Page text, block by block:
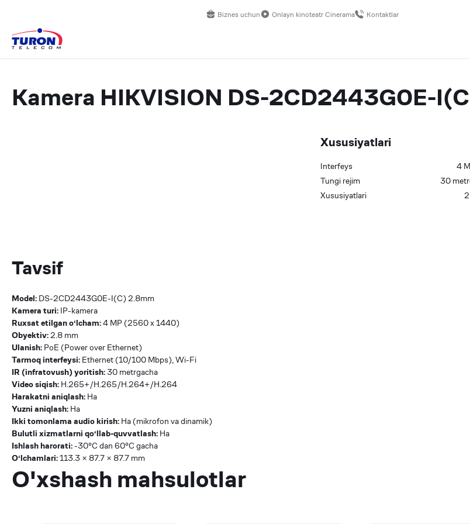
Biznes uchun Onlayn kinoteatr Cinerama Kontaktlar
Kamera HIKVISION DS-2CD2443G0E-
Xususiyatlari
Interfeys
4
Tungi rejim
30
Xususiyatlari
Tavsif
Model: DS-2CD2443G0E-I(C) 2.8mm
Kamera turi: IP-kamera
Ruxsat etilgan o‘lcham:4 MP (2560 x 1440)
Obyektiv:2.8 mm
Ulanish: PoE (Power over Ethernet)
Tarmoq interfeysi: Ethernet (10/100 Mbps), Wi-Fi
IR (infratovush) yoritish:30 metrgacha
Video siqish: H.265+/H.265/H.264+/H.264
Harakatni aniqlash: Ha
Yuzni aniqlash: Ha
Ikki tomonlama audio kirish: Ha (mikrofon va dinamik)
Bulutli xizmatlarni qo‘llab-quvvatlash: Ha
Ishlash harorati:-30°C dan 60°C gacha
O‘lchamlari:113.3 × 87.7 × 87.7 mm
O'xshash mahsulotlar